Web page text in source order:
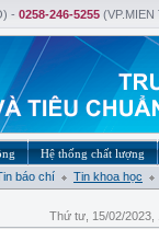
- 0258-246-5255
Hệ thống chất lượng
báo chí Tin khoa học
Thứ tư, 15/02/2023,